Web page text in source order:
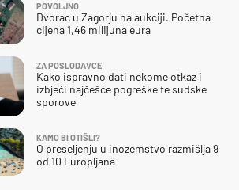
POVOLJNO
Dvorac u Zagorju na aukciji. Početna
cijena 1,46 milijuna eura
ZA POSLODAVCE
Kako ispravno dati nekome otkaz i
izbjeći najčešće pogreške te sudske
sporove
KAMO BI OTIŠLI?
O preseljenju u inozemstvo razmišlja 9
od 10 Europljana